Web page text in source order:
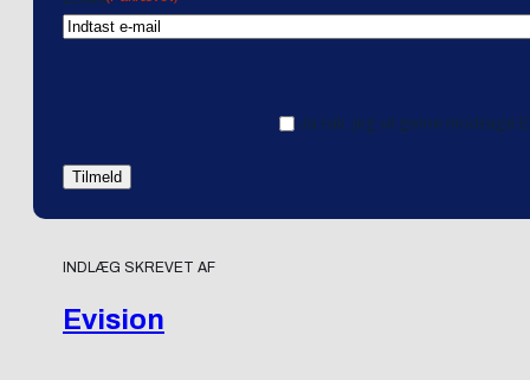
Ja tak, jeg vil gerne modtage
INDLÆG SKREVET AF
Evision